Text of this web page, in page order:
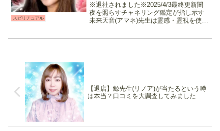
スピリチュアル
※退社されました※2025/4/3最終更新闇
夜を照らすチャネリング鑑定が指し示す
未来天音(アマネ)先生は霊感・霊視を使用
【退店】鯨先生(リノア)が当たるという噂
は本当？口コミを大調査してみました